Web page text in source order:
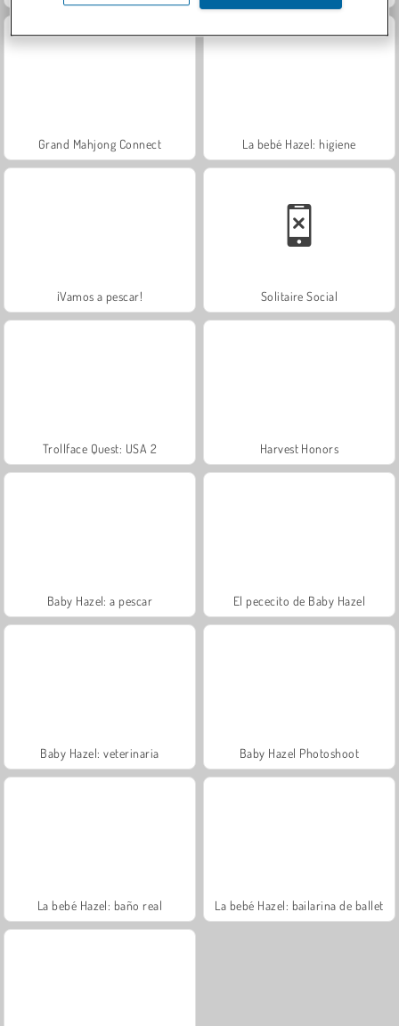
Grand Mahjong Connect La bebé Hazel: higiene
¡Vamos a pescar! Solitaire Social
Trollface Quest: USA 2 Harvest Honors
Baby Hazel: a pescar El pececito de Baby Hazel
Baby Hazel: veterinaria Baby Hazel Photoshoot
La bebé Hazel: baño real La bebé Hazel: bailarina de ballet